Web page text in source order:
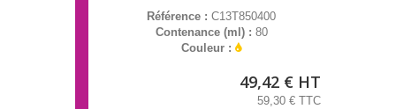
Référence : C13T850400
Contenance (ml) : 80
Couleur :
49,42 € HT
59,30 € TTC